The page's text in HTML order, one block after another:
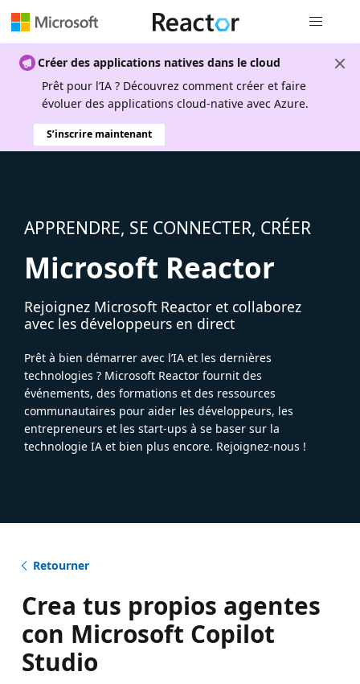
Créer des applications natives dans le cloud
Prêt pour l’IA ? Découvrez comment créer et faire
évoluer des applications cloud-native avec Azure.
S’inscrire maintenant
APPRENDRE, SE CONNECTER, CRÉER
Microsoft Reactor
Rejoignez Microsoft Reactor et collaborez
avec les développeurs en direct
Prêt à bien démarrer avec l’IA et les dernières
technologies ? Microsoft Reactor fournit des
événements, des formations et des ressources
communautaires pour aider les développeurs, les
entrepreneurs et les start-ups à se baser sur la
technologie IA et bien plus encore. Rejoignez-nous !
Retourner
Crea tus propios agentes
con Microsoft Copilot
Studio